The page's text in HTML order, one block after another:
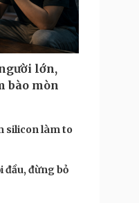
số
đêm khuya
yêu
cho bé
lớn,
bào mòn
silicon làm to
đầu, đừng bỏ